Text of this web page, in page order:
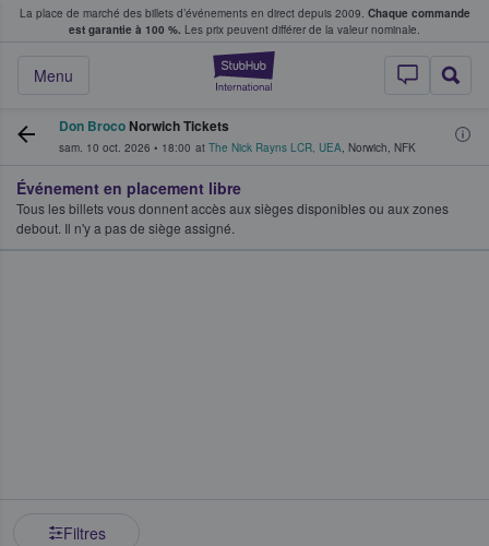
La place de marché des billets d’événements en direct depuis 2009. Chaque commande
est garantie à 100 %. Les prix peuvent différer de la valeur nominale.
StubHub - Où
Menu
fans achètent et vendent des billets
Don Broco Norwich Tickets
sam. 10 oct. 2026 • 18:00 at The Nick Rayns LCR, UEA, Norwich, NFK
Événement en placement libre
Tous les billets vous donnent accès aux sièges disponibles ou aux zones
debout. Il n'y a pas de siège assigné.
Filtres